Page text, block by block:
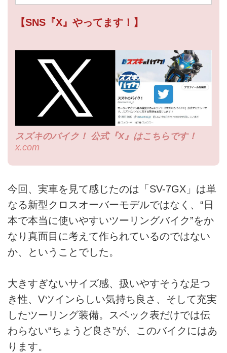
【SNS『X』やってます！】
スズキのバイク！ 公式『X』はこちらです！
x.com
今回、実車を見て感じたのは「SV-7GX」は単
なる新型クロスオーバーモデルではなく、“日
本で本当に使いやすいツーリングバイク”をか
なり真面目に考えて作られているのではない
か、ということでした。
大きすぎないサイズ感、扱いやすそうな足つ
き性、Vツインらしい気持ち良さ、そして充実
したツーリング装備。スペック表だけでは伝
わらない“ちょうど良さ”が、このバイクにはあ
ります。